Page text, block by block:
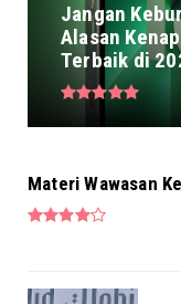
Jangan
Alasan
Terbaik di
Materi Wawasan